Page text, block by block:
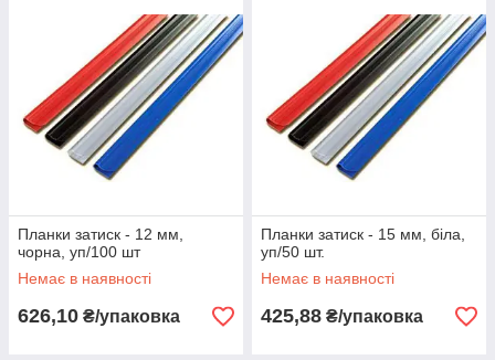
Планки затиск - 12 мм,
чорна, уп/100 шт
Немає в наявності
626,10 ₴/упаковка
Планки затиск - 15 мм, біла,
уп/50 шт.
Немає в наявності
425,88 ₴/упаковка